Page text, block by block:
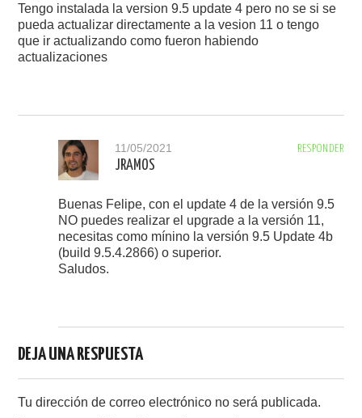
Tengo instalada la version 9.5 update 4 pero no se si se
pueda actualizar directamente a la vesion 11 o tengo
que ir actualizando como fueron habiendo
actualizaciones
RESPONDER
11/05/2021
JRAMOS
Buenas Felipe, con el update 4 de la versión 9.5
NO puedes realizar el upgrade a la versión 11,
necesitas como mínino la versión 9.5 Update 4b
(build 9.5.4.2866) o superior.
Saludos.
DEJA UNA RESPUESTA
Tu dirección de correo electrónico no será publicada.